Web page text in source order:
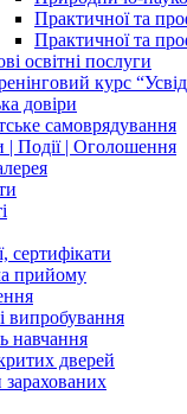
Практичної та
Практичної та
освітні послуги
курс
довіри
самоврядування
Події | Оголошення
сертифікати
прийому
випробування
навчання
дверей